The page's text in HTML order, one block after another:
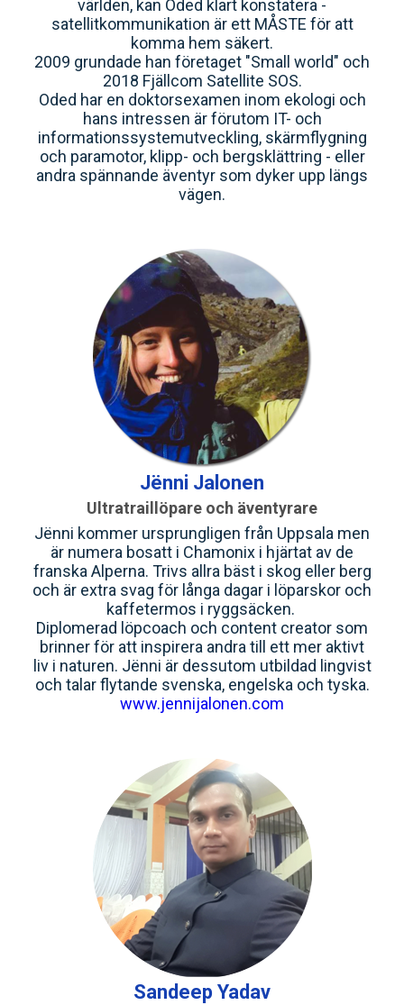
världen, kan Oded klart konstatera -
satellitkommunikation är ett MÅSTE för att
komma hem säkert.
2009 grundade han företaget "Small world" och
2018 Fjällcom Satellite SOS.
Oded har en doktorsexamen inom ekologi och
hans intressen är förutom IT- och
informationssystemutveckling, skärmflygning
och paramotor, klipp- och bergsklättring - eller
andra spännande äventyr som dyker upp längs
vägen.
Jënni Jalonen
Ultratraillöpare och äventyrare
Jënni kommer ursprungligen från Uppsala men
är numera bosatt i Chamonix i hjärtat av de
franska Alperna. Trivs allra bäst i skog eller berg
och är extra svag för långa dagar i löparskor och
kaffetermos i ryggsäcken.
Diplomerad löpcoach och content creator som
brinner för att inspirera andra till ett mer aktivt
liv i naturen. Jënni är dessutom utbildad lingvist
och talar flytande svenska, engelska och tyska.
www.jennijalonen.com
Sandeep Yadav